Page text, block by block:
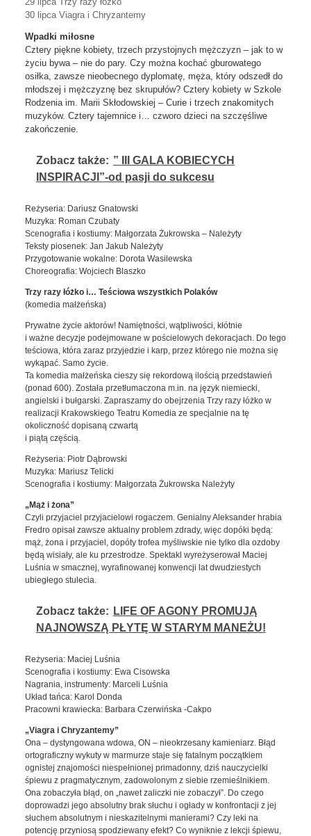
30 lipca Viagra i Chryzantemy
Wpadki miłosne
Cztery piękne kobiety, trzech przystojnych mężczyzn – jak to w
życiu bywa – nie do pary. Czy można kochać gburowatego
osiłka, zawsze nieobecnego dyplomatę, męża, który odszedł do
młodszej i mężczyznę bez skrupułów? Cztery kobiety w Szkole
Rodzenia im. Marii Skłodowskiej – Curie i trzech znakomitych
muzyków. Cztery tajemnice i… czworo dzieci na szczęśliwe
zakończenie.
Zobacz także: ” III GALA KOBIECYCH
INSPIRACJI”-od pasji do sukcesu
Reżyseria: Dariusz Gnatowski
Muzyka: Roman Czubaty
Scenografia i kostiumy: Małgorzata Żukrowska – Należyty
Teksty piosenek: Jan Jakub Należyty
Przygotowanie wokalne: Dorota Wasilewska
Choreografia: Wojciech Blaszko
Trzy razy łóżko i… Teściowa wszystkich Polaków
(komedia małżeńska)
Prywatne życie aktorów! Namiętności, wątpliwości, kłótnie
i ważne decyzje podejmowane w pościelowych dekoracjach. Do tego
teściowa, która zaraz przyjedzie i karp, przez którego nie można się
wykąpać. Samo życie.
Ta komedia małżeńska cieszy się rekordową ilością przedstawień
(ponad 600). Została przetłumaczona m.in. na język niemiecki,
angielski i bułgarski. Zapraszamy do obejrzenia Trzy razy łóżko w
realizacji Krakowskiego Teatru Komedia ze specjalnie na tę
okoliczność dopisaną czwartą
i piątą częścią.
Reżyseria: Piotr Dąbrowski
Muzyka: Mariusz Telicki
Scenografia i kostiumy: Małgorzata Żukrowska Należyty
„Mąż i żona”
Czyli przyjaciel przyjacielowi rogaczem. Genialny Aleksander hrabia
Fredro opisał zawsze aktualny problem zdrady, więc dopóki będą:
mąż, żona i przyjaciel, dopóty trofea myśliwskie nie tylko dla ozdoby
będą wisiały, ale ku przestrodze. Spektakl wyreżyserował Maciej
Luśnia w smacznej, wyrafinowanej konwencji lat dwudziestych
ubiegłego stulecia.
Zobacz także: LIFE OF AGONY PROMUJĄ
NAJNOWSZĄ PŁYTĘ W STARYM MANEŻU!
Reżyseria: Maciej Luśnia
Scenografia i kostiumy: Ewa Cisowska
Nagrania, instrumenty: Marceli Luśnia
Układ tańca: Karol Donda
Pracowni krawiecka: Barbara Czerwińska -Cakpo
„Viagra i Chryzantemy”
Ona – dystyngowana wdowa, ON – nieokrzesany kamieniarz. Błąd
ortograficzny wykuty w marmurze staje się fatalnym początkiem
ognistej znajomości niespełnionej primadonny, dziś nauczycielki
śpiewu z pragmatycznym, zadowolonym z siebie rzemieślnikiem.
Ona zobaczyła błąd, on „nawet zaliczki nie zobaczył”. Do czego
doprowadzi jego absolutny brak słuchu i ogłady w konfrontacji z jej
słuchem absolutnym i nieskazitelnymi manierami? Czy leki na
potencję przyniosą spodziewany efekt? Co wyniknie z lekcji śpiewu,